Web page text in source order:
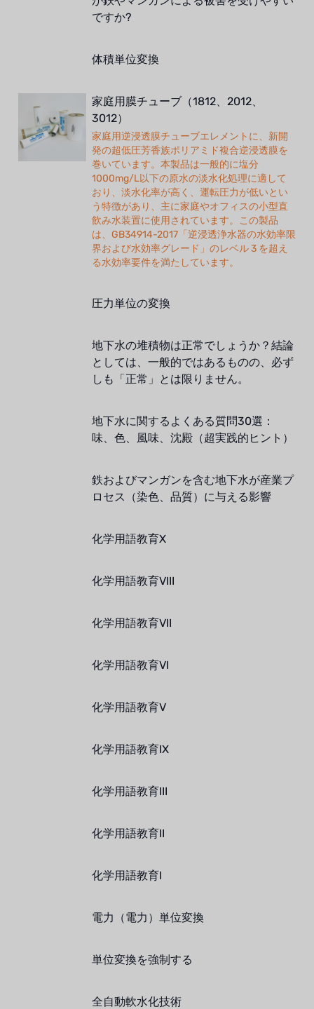
ですか?
体積単位変換
家庭用膜チューブ（1812、2012、
3012）
家庭用逆浸透膜チューブエレメントに、新開
発の超低圧芳香族ポリアミド複合逆浸透膜を
巻いています。本製品は一般的に塩分
1000mg/L以下の原水の淡水化処理に適して
おり、淡水化率が高く、運転圧力が低いとい
う特徴があり、主に家庭やオフィスの小型直
飲み水装置に使用されています。この製品
は、GB34914-2017「逆浸透浄水器の水効率限
界および水効率グレード」のレベル 3 を超え
る水効率要件を満たしています。
圧力単位の変換
地下水の堆積物は正常でしょうか？結論
としては、一般的ではあるものの、必ず
しも「正常」とは限りません。
地下水に関するよくある質問30選：
味、色、風味、沈殿（超実践的ヒント）
鉄およびマンガンを含む地下水が産業プ
ロセス（染色、品質）に与える影響
化学用語教育X
化学用語教育VIII
化学用語教育VII
化学用語教育VI
化学用語教育V
化学用語教育IX
化学用語教育III
化学用語教育II
化学用語教育I
電力（電力）単位変換
単位変換を強制する
全自動軟水化技術